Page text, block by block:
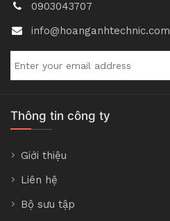
0903043707
info@hoanganhtechnic.com
Thông tin công ty
Giới thiệu
Liên hệ
Bộ sưu tập